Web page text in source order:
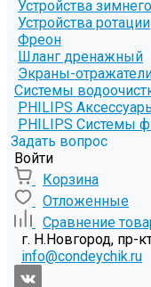
Устройства
Устройства ротации
Фреон
Шланг дренажный
Экраны-
Системы
PHILIPS
PHILIPS Системы
Задать вопрос
Войти
Корзина
Отложенные
Сравнение
г. Н.Новгород, пр-
info@condeychik.ru